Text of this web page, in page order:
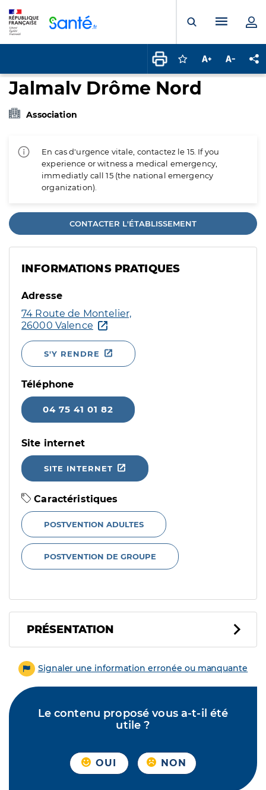
Ouvrir laMenu
Connectez-vous
Augmenter la
Jalmalv Drôme Nord
Association
En cas d'urgence vitale, contactez le 15. If you
experience or witness a medical emergency,
immediatly call 15 (the national emergency
organization).
CONTACTER L'ÉTABLISSEMENT
INFORMATIONS PRATIQUES
Adresse
74 Route de Montelier,
26000 Valence
S'Y RENDRE
Téléphone
04 75 41 01 82
Site internet
SITE INTERNET
Caractéristiques
POSTVENTION ADULTES
POSTVENTION DE GROUPE
PRÉSENTATION
Signaler une information erronée ou manquante
Le contenu proposé vous a-t-il été
utile ?
OUI NON